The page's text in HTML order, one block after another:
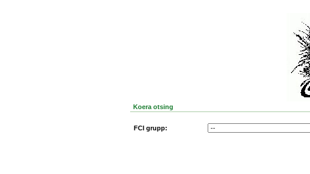
Koera otsing
FCI grupp: